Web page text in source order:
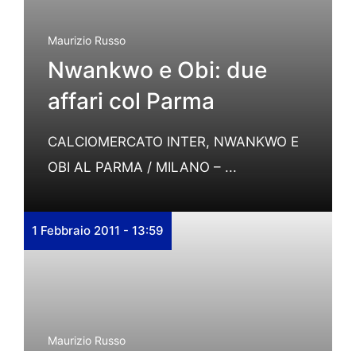
Maurizio Russo
Nwankwo e Obi: due
affari col Parma
CALCIOMERCATO INTER, NWANKWO E
OBI AL PARMA / MILANO – ...
1 Febbraio 2011 - 13:59
Maurizio Russo